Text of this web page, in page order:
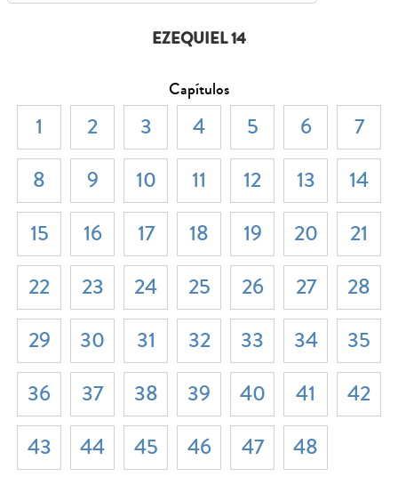
EZEQUIEL 14
Capítulos
1 2 3 4 5 6
7
8
9 10 11 12 13
14
15
16 17 18 19 20
21
22
23 24 25 26 27
28
29
30 31 32 33 34
35
36
37 38 39 40 41
42
43
44 45 46 47 48